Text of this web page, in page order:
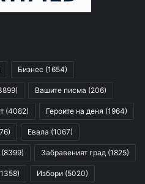
Бизнес (1654)
Вашите писма (206)
(4082) Героите на деня (1964)
Евала (1067)
(8399) Забравеният град (1825)
Избори (5020)